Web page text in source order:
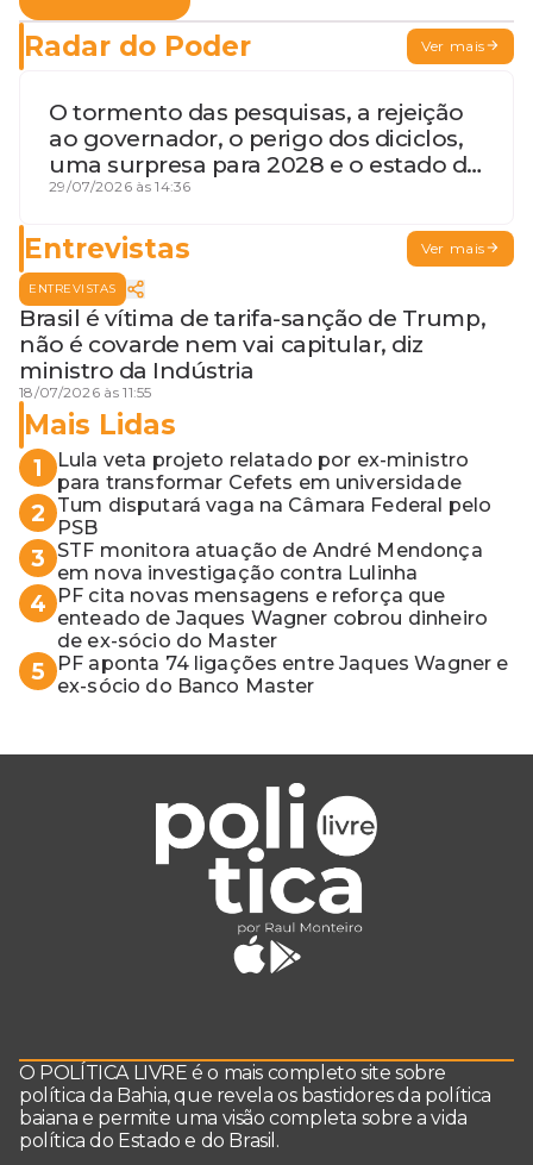
Radar do Poder Ver mais
O tormento das pesquisas, a rejeição
ao governador, o perigo dos diciclos,
uma surpresa para 2028 e o estado de
terceira guerra mundial
29/07/2026 às 14:36
Entrevistas Ver mais
ENTREVISTAS
Brasil é vítima de tarifa-sanção de Trump,
não é covarde nem vai capitular, diz
ministro da Indústria
18/07/2026 às 11:55
Mais Lidas
1
Lula veta projeto relatado por ex-ministro
para transformar Cefets em universidade
2
Tum disputará vaga na Câmara Federal pelo
PSB
3
STF monitora atuação de André Mendonça
em nova investigação contra Lulinha
4
PF cita novas mensagens e reforça que
enteado de Jaques Wagner cobrou dinheiro
de ex-sócio do Master
5
PF aponta 74 ligações entre Jaques Wagner e
ex-sócio do Banco Master
O POLÍTICA LIVRE é o mais completo site sobre
política da Bahia, que revela os bastidores da política
baiana e permite uma visão completa sobre a vida
política do Estado e do Brasil.